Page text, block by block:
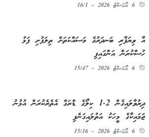
6 އޯގަސްޓު 2026 - 16:1
އާ ވިޔަފާރި ބަނދަރުގެ މަސައްކަތަށް ތިލަފުށި ފަޅު
ހުސްކުރަން އަންގައިފި
6 އޯގަސްޓު 2026 - 15:47
ދިރުވާލައިގެން 1.2 ކިލޯގެ ޑްރަގް އެތެރެކުރަން އުޅުނު
ޖަމައިކާގެ މީހަކު އަތުލައިގަނެފި
6 އޯގަސްޓު 2026 - 15:16